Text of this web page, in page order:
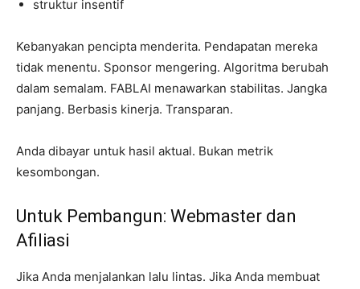
struktur insentif
Kebanyakan pencipta menderita. Pendapatan mereka
tidak menentu. Sponsor mengering. Algoritma berubah
dalam semalam. FABLAI menawarkan stabilitas. Jangka
panjang. Berbasis kinerja. Transparan.
Anda dibayar untuk hasil aktual. Bukan metrik
kesombongan.
Untuk Pembangun: Webmaster dan
Afiliasi
Jika Anda menjalankan lalu lintas. Jika Anda membuat